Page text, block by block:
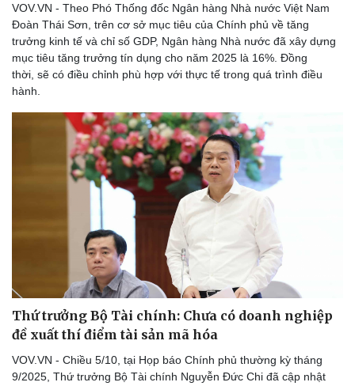
Lịch thi đấu bóng đá
Thế giới thể thao
Ô tô - Xe máy
Ô tô
Xe máy
Tư vấn
VOV.VN - Theo Phó Thống đốc Ngân hàng Nhà nước Việt Nam
Đoàn Thái Sơn, trên cơ sở mục tiêu của Chính phủ về tăng
trưởng kinh tế và chỉ số GDP, Ngân hàng Nhà nước đã xây dựng
mục tiêu tăng trưởng tín dụng cho năm 2025 là 16%. Đồng
thời, sẽ có điều chỉnh phù hợp với thực tế trong quá trình điều
hành.
Thứ trưởng Bộ Tài chính: Chưa có doanh nghiệp
đề xuất thí điểm tài sản mã hóa
VOV.VN - Chiều 5/10, tại Họp báo Chính phủ thường kỳ tháng
9/2025, Thứ trưởng Bộ Tài chính Nguyễn Đức Chi đã cập nhật